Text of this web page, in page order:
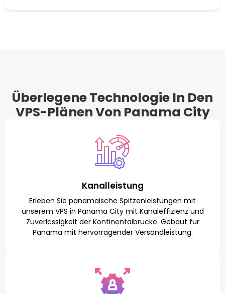
Überlegene Technologie In Den
VPS-Plänen Von Panama City
Kanalleistung
Erleben Sie panamaische Spitzenleistungen mit
unserem VPS in Panama City mit Kanaleffizienz und
Zuverlässigkeit der Kontinentalbrücke. Gebaut für
Panama mit hervorragender Versandleistung.